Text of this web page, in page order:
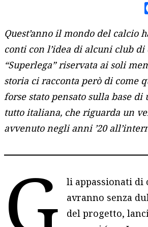
Quest’anno il mondo del calcio
conti con l’idea di alcuni club
“Superlega” riservata ai soli
storia ci racconta però di come
forse stato pensato sulla base di
tutto italiana, che riguarda un
avvenuto negli anni ’20
G
li appassionati di
avranno senza
del progetto,